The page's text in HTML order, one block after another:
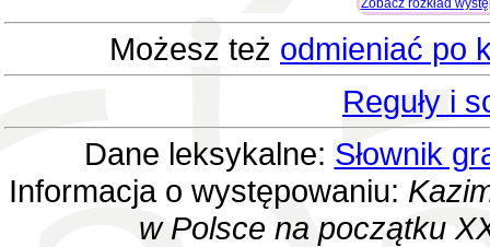
Zobacz rozkład
Możesz też odmieniać po
Reguły i
Dane leksykalne: Słownik
Informacja o występowaniu:
w Polsce na początku